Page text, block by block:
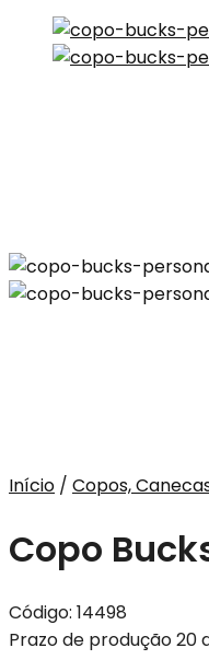
Início / Copos,
Copo
Código: 14498
Prazo de produção 20